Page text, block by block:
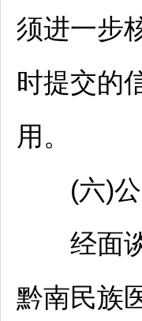
须进一步
时提交的
用。
(六)公
经面谈
黔南民族